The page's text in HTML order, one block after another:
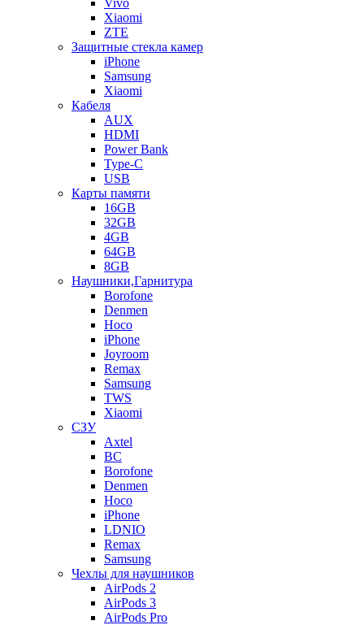
Vivo
Xiaomi
ZTE
Защитные стекла камер
iPhone
Samsung
Xiaomi
Кабеля
AUX
HDMI
Power Bank
Type-C
USB
Карты памяти
16GB
32GB
4GB
64GB
8GB
Наушники,Гарнитура
Borofone
Denmen
Hoco
iPhone
Joyroom
Remax
Samsung
TWS
Xiaomi
СЗУ
Axtel
BC
Borofone
Denmen
Hoco
iPhone
LDNIO
Remax
Samsung
Чехлы для наушников
AirPods 2
AirPods 3
AirPods Pro